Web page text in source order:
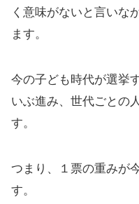
く意味がないと言いな
ます。
今の子ども時代が選挙
いぶ進み、世代ごとの
す。
つまり、１票の重みが
す。